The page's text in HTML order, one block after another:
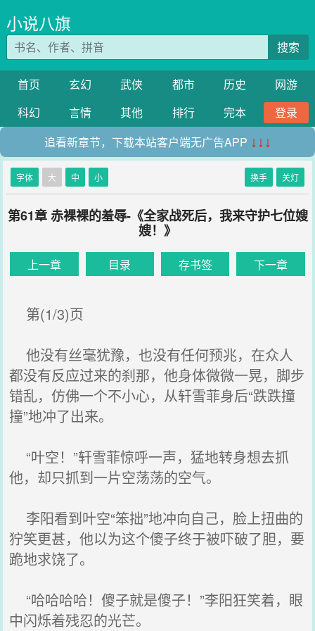
小说八旗
搜索
首页 玄幻 武侠 都市 历史
网游
科幻
言情 其他 排行 完本
登录
追看新章节，下载本站客户端无广告APP ↓↓↓
字体 大 中 小 换手 关灯
第61章 赤裸裸的羞辱-《全家战死后，我来守护七位嫂
嫂！》
上一章 目录 存书签 下一章
第(1/3)页
他没有丝毫犹豫，也没有任何预兆，在众人
都没有反应过来的刹那，他身体微微一晃，脚步
错乱，仿佛一个不小心，从轩雪菲身后“跌跌撞
撞”地冲了出来。
“叶空！”轩雪菲惊呼一声，猛地转身想去抓
他，却只抓到一片空荡荡的空气。
李阳看到叶空“笨拙”地冲向自己，脸上扭曲的
狞笑更甚，他以为这个傻子终于被吓破了胆，要
跪地求饶了。
“哈哈哈哈！傻子就是傻子！”李阳狂笑着，眼
中闪烁着残忍的光芒。